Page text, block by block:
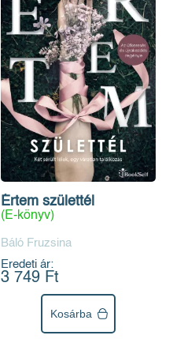
Értem születtél
(E-könyv)
Báló Fruzsina
Eredeti ár:
3 749 Ft
Kosárba